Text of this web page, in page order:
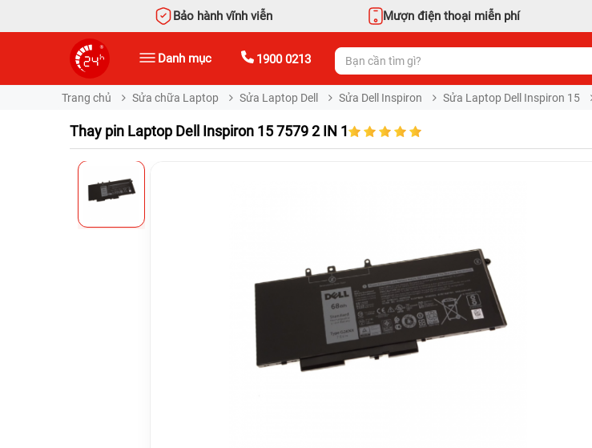
Bảo hành vĩnh viễn Mượn điện thoại miễn phí
Danh mục 1900 0213
Trang chủ Sửa chữa Laptop Sửa Laptop Dell Sửa Dell Inspiron Sửa Laptop Dell Inspiron 15
Thay pin Laptop Dell Inspiron 15 7579 2 IN 1